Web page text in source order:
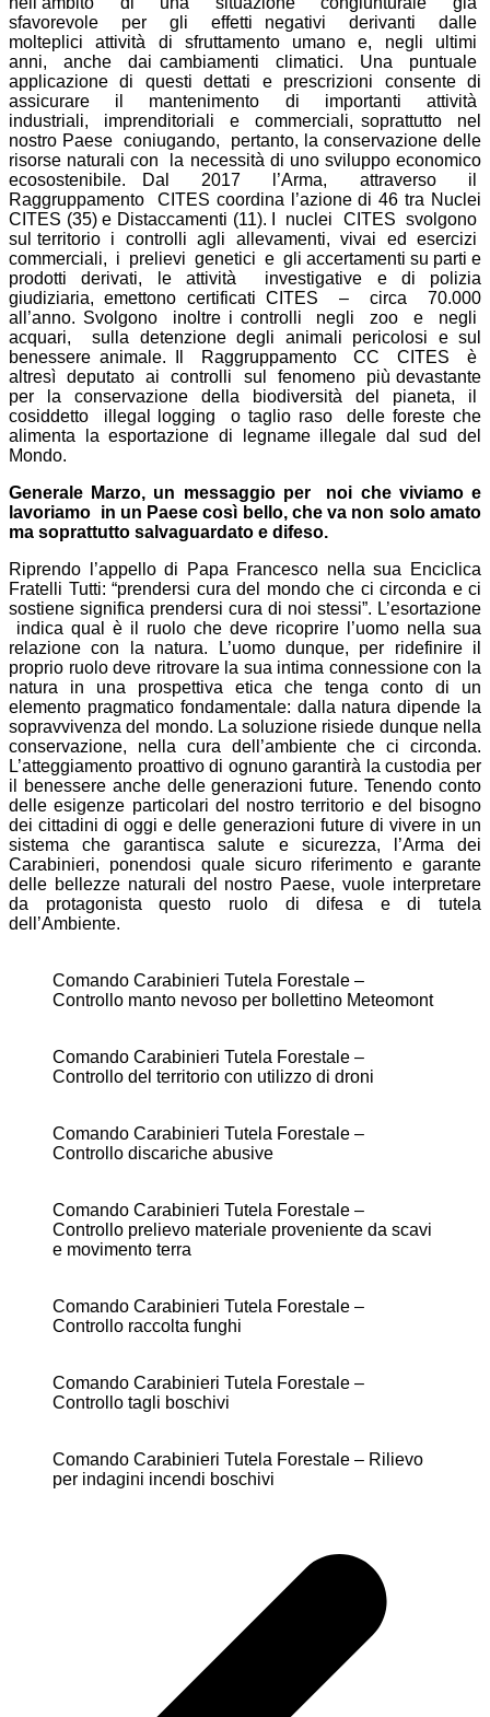
sfavorevole per gli effetti negativi derivanti dalle
molteplici attività di sfruttamento umano e, negli ultimi
anni, anche dai cambiamenti climatici. Una puntuale
applicazione di questi dettati e prescrizioni consente di
assicurare il mantenimento di importanti attività
industriali, imprenditoriali e commerciali, soprattutto nel
nostro Paese coniugando, pertanto, la conservazione delle
risorse naturali con la necessità di uno sviluppo economico
ecosostenibile. Dal 2017 l’Arma, attraverso il
Raggruppamento CITES coordina l’azione di 46 tra Nuclei
CITES (35) e Distaccamenti (11). I nuclei CITES svolgono
sul territorio i controlli agli allevamenti, vivai ed esercizi
commerciali, i prelievi genetici e gli accertamenti su parti e
prodotti derivati, le attività investigative e di polizia
giudiziaria, emettono certificati CITES – circa 70.000
all’anno. Svolgono inoltre i controlli negli zoo e negli
acquari, sulla detenzione degli animali pericolosi e sul
benessere animale. Il Raggruppamento CC CITES è
altresì deputato ai controlli sul fenomeno più devastante
per la conservazione della biodiversità del pianeta, il
cosiddetto illegal logging o taglio raso delle foreste che
alimenta la esportazione di legname illegale dal sud del
Mondo.
Generale Marzo, un messaggio per noi che viviamo e
lavoriamo in un Paese così bello, che va non solo amato
ma soprattutto salvaguardato e difeso.
Riprendo l’appello di Papa Francesco nella sua Enciclica
Fratelli Tutti: “prendersi cura del mondo che ci circonda e ci
sostiene significa prendersi cura di noi stessi”. L’esortazione
indica qual è il ruolo che deve ricoprire l’uomo nella sua
relazione con la natura. L’uomo dunque, per ridefinire il
proprio ruolo deve ritrovare la sua intima connessione con la
natura in una prospettiva etica che tenga conto di un
elemento pragmatico fondamentale: dalla natura dipende la
sopravvivenza del mondo. La soluzione risiede dunque nella
conservazione, nella cura dell’ambiente che ci circonda.
L’atteggiamento proattivo di ognuno garantirà la custodia per
il benessere anche delle generazioni future. Tenendo conto
delle esigenze particolari del nostro territorio e del bisogno
dei cittadini di oggi e delle generazioni future di vivere in un
sistema che garantisca salute e sicurezza, l’Arma dei
Carabinieri, ponendosi quale sicuro riferimento e garante
delle bellezze naturali del nostro Paese, vuole interpretare
da protagonista questo ruolo di difesa e di tutela
dell’Ambiente.
Comando Carabinieri Tutela Forestale –
Controllo manto nevoso per bollettino Meteomont
Comando Carabinieri Tutela Forestale –
Controllo del territorio con utilizzo di droni
Comando Carabinieri Tutela Forestale –
Controllo discariche abusive
Comando Carabinieri Tutela Forestale –
Controllo prelievo materiale proveniente da scavi
e movimento terra
Comando Carabinieri Tutela Forestale –
Controllo raccolta funghi
Comando Carabinieri Tutela Forestale –
Controllo tagli boschivi
Comando Carabinieri Tutela Forestale – Rilievo
per indagini incendi boschivi